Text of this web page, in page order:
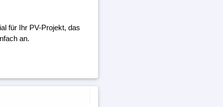
für Ihr PV-Projekt, das
an.